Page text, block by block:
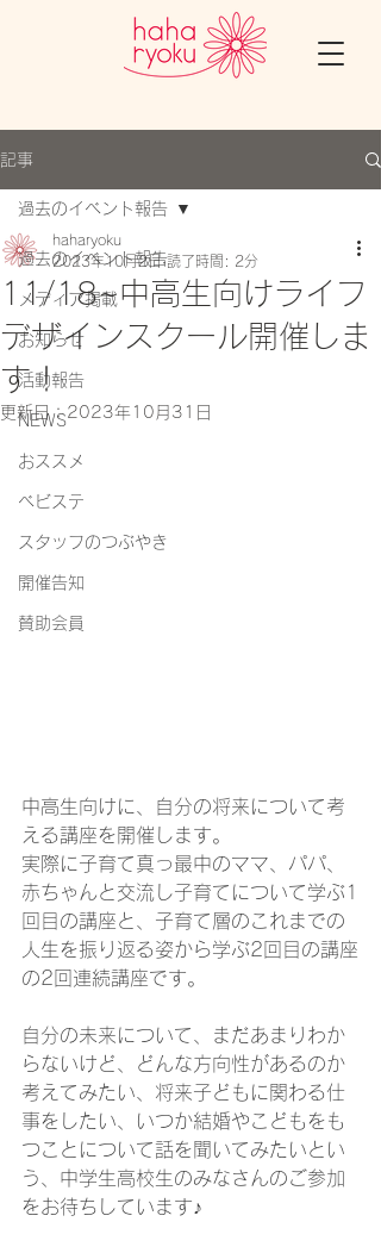
記事
過去のイベント報告
メディア掲載
お知らせ
活動報告
NEWS
おススメ
ベビステ
スタッフのつぶやき
開催告知
賛助会員
過去のイベント報告
11/18~中高生向けライフ
デザインスクール開催しま
す！
haharyoku
2023年10月2日 読了時間: 2分
更新日：2023年10月31日
中高生向けに、自分の将来について考
える講座を開催します。
実際に子育て真っ最中のママ、パパ、
赤ちゃんと交流し子育てについて学ぶ1
回目の講座と、子育て層のこれまでの
人生を振り返る姿から学ぶ2回目の講座
の2回連続講座です。
自分の未来について、まだあまりわか
らないけど、どんな方向性があるのか
考えてみたい、将来子どもに関わる仕
事をしたい、いつか結婚やこどもをも
つことについて話を聞いてみたいとい
う、中学生高校生のみなさんのご参加
をお待ちしています♪